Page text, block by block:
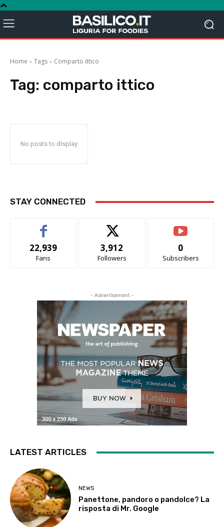
Home Tags Comparto ittico
Tag: comparto ittico
No posts to display
STAY CONNECTED
22,939
Fans
3,912
Followers
0
Subscribers
- Advertisement -
LATEST ARTICLES
NEWS
Panettone, pandoro o pandolce? La
risposta di Mr. Google